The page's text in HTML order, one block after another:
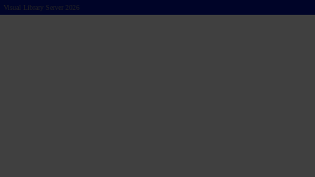
Visual Library Server 2026